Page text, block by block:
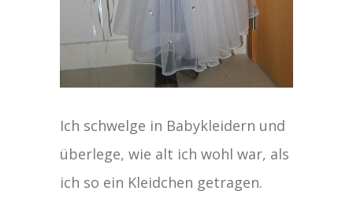
Ich schwelge in Babykleidern und
überlege, wie alt ich wohl war, als
ich so ein Kleidchen getragen.